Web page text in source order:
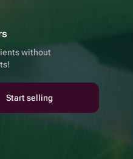
without
Start selling